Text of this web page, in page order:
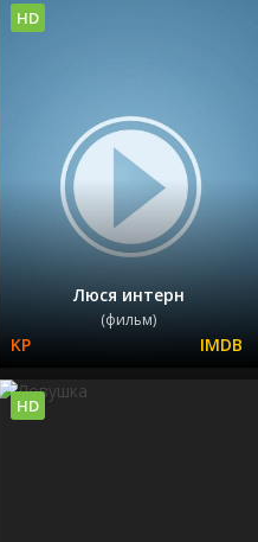
Люся интерн
(фильм)
HD
HD